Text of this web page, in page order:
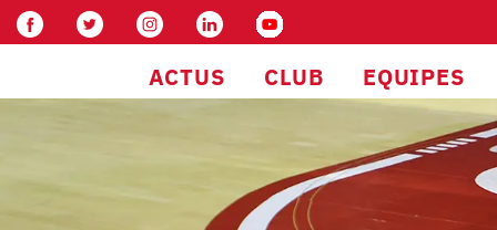
ACTUS CLUB EQUIPES